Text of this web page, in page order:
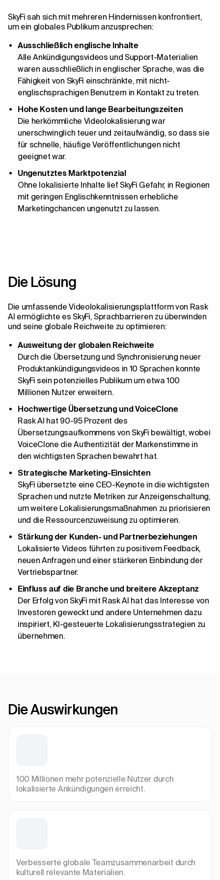
SkyFi sah sich mit mehreren Hindernissen konfrontiert,
um ein globales Publikum anzusprechen:
Ausschließlich englische Inhalte
Alle Ankündigungsvideos und Support-Materialien
waren ausschließlich in englischer Sprache, was die
Fähigkeit von SkyFi einschränkte, mit nicht-
englischsprachigen Benutzern in Kontakt zu treten.
Hohe Kosten und lange Bearbeitungszeiten
Die herkömmliche Videolokalisierung war
unerschwinglich teuer und zeitaufwändig, so dass sie
für schnelle, häufige Veröffentlichungen nicht
geeignet war.
Ungenutztes Marktpotenzial
Ohne lokalisierte Inhalte lief SkyFi Gefahr, in Regionen
mit geringen Englischkenntnissen erhebliche
Marketingchancen ungenutzt zu lassen.
Die Lösung
Die umfassende Videolokalisierungsplattform von Rask
AI ermöglichte es SkyFi, Sprachbarrieren zu überwinden
und seine globale Reichweite zu optimieren:
Ausweitung der globalen Reichweite
Durch die Übersetzung und Synchronisierung neuer
Produktankündigungsvideos in 10 Sprachen konnte
SkyFi sein potenzielles Publikum um etwa 100
Millionen Nutzer erweitern.
Hochwertige Übersetzung und VoiceClone
Rask AI hat 90-95 Prozent des
Übersetzungsaufkommens von SkyFi bewältigt, wobei
VoiceClone die Authentizität der Markenstimme in
den wichtigsten Sprachen bewahrt hat.
Strategische Marketing-Einsichten
SkyFi übersetzte eine CEO-Keynote in die wichtigsten
Sprachen und nutzte Metriken zur Anzeigenschaltung,
um weitere Lokalisierungsmaßnahmen zu priorisieren
und die Ressourcenzuweisung zu optimieren.
Stärkung der Kunden- und Partnerbeziehungen
Lokalisierte Videos führten zu positivem Feedback,
neuen Anfragen und einer stärkeren Einbindung der
Vertriebspartner.
Einfluss auf die Branche und breitere Akzeptanz
Der Erfolg von SkyFi mit Rask AI hat das Interesse von
Investoren geweckt und andere Unternehmen dazu
inspiriert, KI-gesteuerte Lokalisierungsstrategien zu
übernehmen.
Die Auswirkungen
100 Millionen mehr potenzielle Nutzer durch
lokalisierte Ankündigungen erreicht.
Verbesserte globale Teamzusammenarbeit durch
kulturell relevante Materialien.